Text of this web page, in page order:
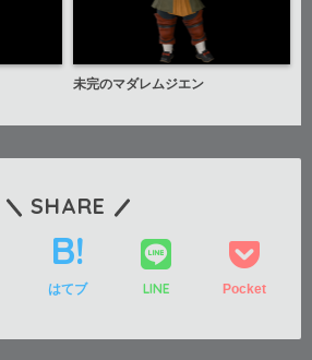
未完のマダレムジエン
SHARE
はてブ LINE Pocket